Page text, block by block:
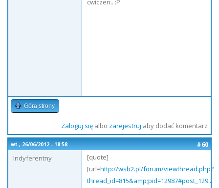
cwiczen.. :P
Góra strony
Zaloguj sięalbo zarejestruj aby dodać komentarz
wt., 26/06/2012 - 18:58
#60
Indyferentny
[quote]
[url=http://wsb2.pl/forum/viewthread.php?
thread_id=815&amp;pid=12987#post_129...